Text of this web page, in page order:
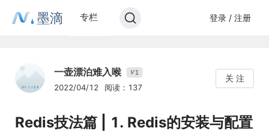
墨滴 专栏 登录 / 注册
一壶漂泊难入喉 V1
2022/04/12 阅读：137
关 注
Redis技法篇 | 1. Redis的安装与配置